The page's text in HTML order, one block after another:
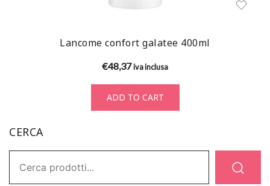
Lancome confort galatee 400ml
€48,37iva inclusa
ADD TO CART
CERCA